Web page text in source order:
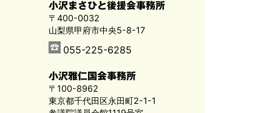
小沢まさひと後援会事務所
〒400-0032
山梨県甲府市中央5-8-17
055-225-6285
小沢雅仁国会事務所
〒100-8962
東京都千代田区永田町2-1-1